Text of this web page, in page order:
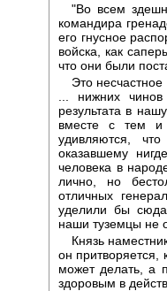
"Во всем
командира
его гнусное
войска, как
что они были
Это
... нижних
результата в
вместе с тем и
удивляются,
оказавшему
человека в
лично, но
отличных
уделили бы
наши туземцы не
Князь
он притворяется,
может делать, а
здоровым в